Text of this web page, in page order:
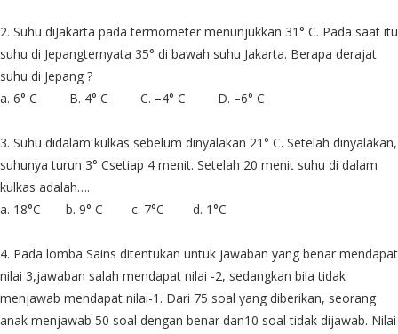
2. Suhu diJakarta pada termometer menunjukkan 31° C. Pada saat itu
suhu di Jepangternyata 35° di bawah suhu Jakarta. Berapa derajat
suhu di Jepang ?
a. 6° C
B. 4° C C. –4° C D. –6° C
3. Suhu didalam kulkas sebelum dinyalakan 21° C. Setelah dinyalakan,
suhunya turun 3° Csetiap 4 menit. Setelah 20 menit suhu di dalam
kulkas adalah….
a. 18°C
b. 9° C c. 7°C d. 1°C
4. Pada lomba Sains ditentukan untuk jawaban yang benar mendapat
nilai 3,jawaban salah mendapat nilai -2, sedangkan bila tidak
menjawab mendapat nilai-1. Dari 75 soal yang diberikan, seorang
anak menjawab 50 soal dengan benar dan10 soal tidak dijawab. Nilai